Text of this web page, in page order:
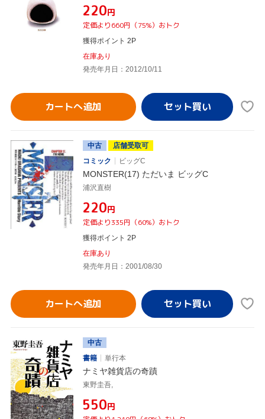
¥220円
定価より660円（75%）おトク
獲得ポイント 2P
在庫あり
発売年月日：2012/10/11
カートへ追加
中古
店舗受取可
コミック
ビッグC
MONSTER(17) ただいま ビッグC
浦沢直樹
¥220円
定価より335円（60%）おトク
獲得ポイント 2P
在庫あり
発売年月日：2001/08/30
カートへ追加
中古
書籍
単行本
ナミヤ雑貨店の奇蹟
東野圭吾,
¥550円